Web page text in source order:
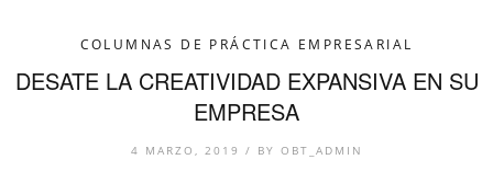
COLUMNAS DE PRÁCTICA EMPRESARIAL
DESATE LA CREATIVIDAD EXPANSIVA EN SU
EMPRESA
4 MARZO, 2019 / BY OBT_ADMIN